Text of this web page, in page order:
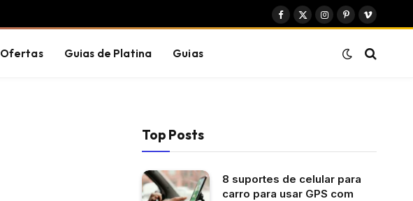
Facebook
X
Instagram
PinterestVimeo
Ofertas Guias de Platina Guias
Top Posts
8 suportes de celular para
carro para usar GPS com